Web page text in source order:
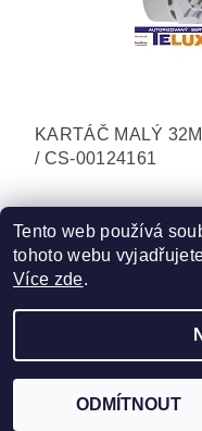
KARTÁČ MALÝ
/ CS-00124161
2026 ©TELUX servis,
Tento web používá
tohoto webu
Více zde.
ODMÍTNOUT